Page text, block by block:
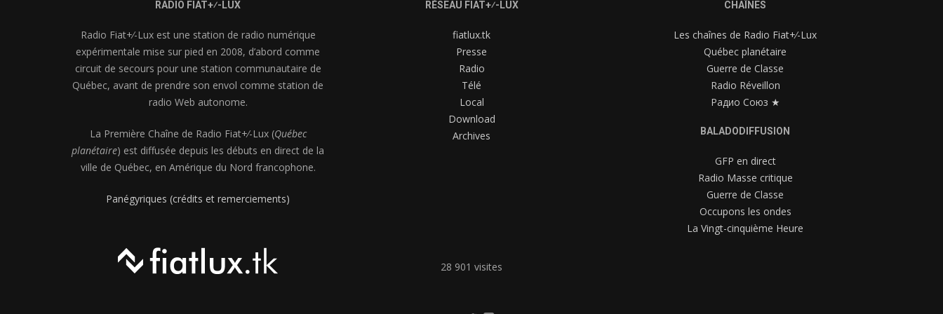
RADIO FIAT+⁄-LUX
Radio Fiat+⁄-Lux est une station de radio numérique
expérimentale mise sur pied en 2008, d’abord comme
circuit de secours pour une station communautaire de
Québec, avant de prendre son envol comme station de
radio Web autonome.
La Première Chaîne de Radio Fiat+⁄-Lux (Québec
planétaire) est diffusée depuis les débuts en direct de la
ville de Québec, en Amérique du Nord francophone.
Panégyriques (crédits et remerciements)
RÉSEAU FIAT+⁄-LUX
fiatlux.tk
Presse
Radio
Télé
Local
Download
Archives
CHAÎNES
Les chaînes de Radio Fiat+⁄-Lux
Québec planétaire
Guerre de Classe
Radio Réveillon
Радио Союз ★
BALADODIFFUSION
GFP en direct
Radio Masse critique
Guerre de Classe
Occupons les ondes
La Vingt-cinquième Heure
28 901 visites